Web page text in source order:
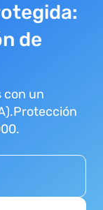
de
con un